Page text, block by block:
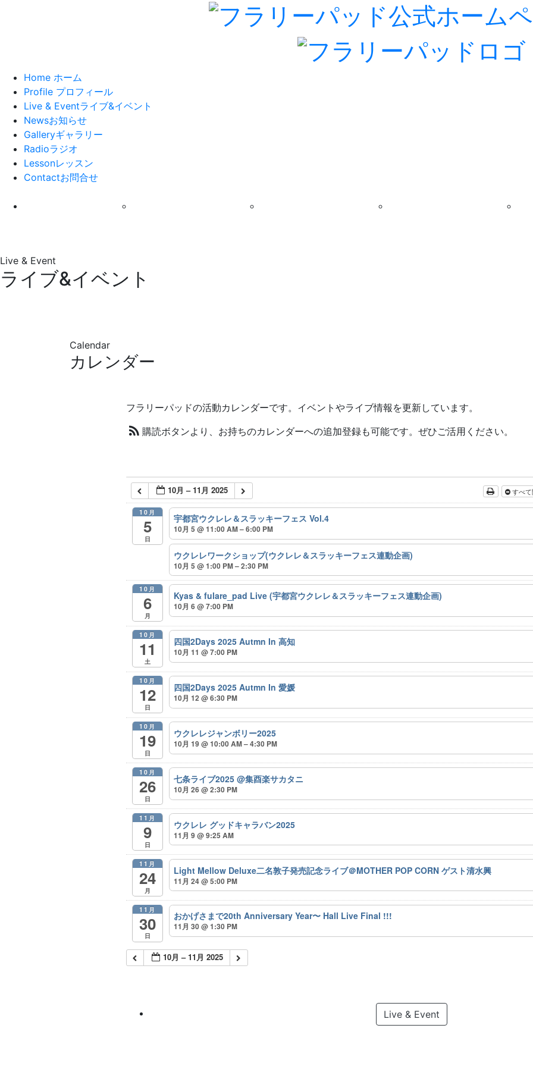
Home ホーム
Profile プロフィール
Live & Eventライブ&イベント
Newsお知らせ
Galleryギャラリー
Radioラジオ
Lessonレッスン
Contactお問合せ
Live & Event
ライブ&イベント
Calendar
カレンダー
フラリーパッドの活動カレンダーです。イベントやライブ情報を更新しています。
購読ボタンより、お持ちのカレンダーへの追加登録も可能です。ぜひご活用ください。
10月 – 11月 2025 すべ
10月
5
日
宇都宮ウクレレ＆スラッキーフェス Vol.4
10月 5 @ 11:00 AM – 6:00 PM
ウクレレワークショップ(ウクレレ＆スラッキーフェス連動企画)
10月 5 @ 1:00 PM – 2:30 PM
10月
6
月
Kyas & fulare_pad Live (宇都宮ウクレレ＆スラッキーフェス連動企画)
10月 6 @ 7:00 PM
10月
11
土
四国2Days 2025 Autmn In 高知
10月 11 @ 7:00 PM
10月
12
日
四国2Days 2025 Autmn In 愛媛
10月 12 @ 6:30 PM
10月
19
日
ウクレレジャンボリー2025
10月 19 @ 10:00 AM – 4:30 PM
10月
26
日
七条ライブ2025 @集酉楽サカタニ
10月 26 @ 2:30 PM
11月
9
日
ウクレレ グッドキャラバン2025
11月 9 @ 9:25 AM
11月
24
月
Light Mellow Deluxe二名敦子発売記念ライブ＠MOTHER POP CORN ゲスト清水興
11月 24 @ 5:00 PM
11月
30
日
おかげさまで20th Anniversary Year〜 Hall Live Final !!!
11月 30 @ 1:30 PM
10月 – 11月 2025
Live & Event